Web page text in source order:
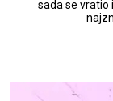
sada se vratio